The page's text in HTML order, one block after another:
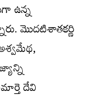
ఉన్న
మొదటిశాతకర్ణి
దేవి